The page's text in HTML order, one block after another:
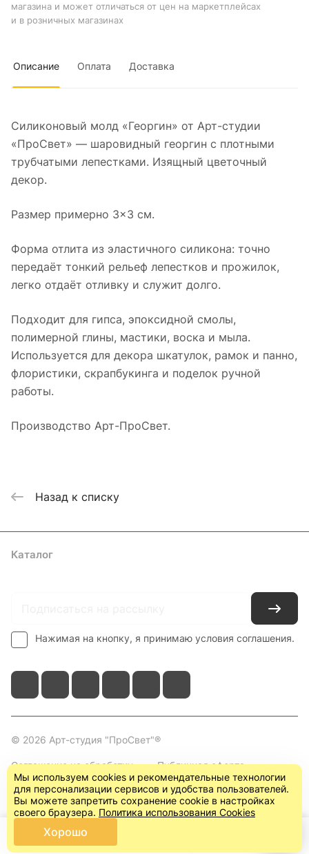
магазина и может отличаться от цен на маркетплейсах
и в розничных магазинах
Описание Оплата Доставка
Силиконовый молд «Георгин» от Арт-студии
«ПроСвет» — шаровидный георгин с плотными
трубчатыми лепестками. Изящный цветочный
декор.
Размер примерно 3×3 см.
Форма отлита из эластичного силикона: точно
передаёт тонкий рельеф лепестков и прожилок,
легко отдаёт отливку и служит долго.
Подходит для гипса, эпоксидной смолы,
полимерной глины, мастики, воска и мыла.
Используется для декора шкатулок, рамок и панно,
флористики, скрапбукинга и поделок ручной
работы.
Производство Арт-ПроСвет.
Назад к списку
Каталог
Нажимая на кнопку, я принимаю условия соглашения.
© 2026 Арт-студия "ПроСвет"®
Соглашение на обработку
персональных данных
Публичная оферта
(пользовательское
соглашение)
Главная Каталог
Мы используем cookies и рекомендательные технологии
для персонализации сервисов и удобства пользователей.
Вы можете запретить сохранение cookie в настройках
своего браузера. Политика использования Cookies
Хорошо